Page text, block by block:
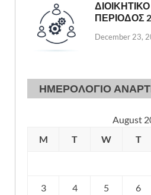
ΠΕΡΙΟΔΟΣ
December 23,
ΗΜΕΡΟΛΟΓΙΟ
August
M
T W T
3 4 5 6